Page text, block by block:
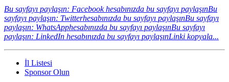
Bu sayfayı paylaşın: Facebook hesabınızda bu sayfayı paylaşınBu
sayfayı paylaşın: Twitterhesabınızda bu sayfayı paylaşınBu sayfayı
paylaşın: WhatsApphesabınızda bu sayfayı paylaşınBu sayfayı
paylaşın: LinkedIn hesabınızda bu sayfayı paylaşınLinki kopyala...
İl Listesi
Sponsor Olun